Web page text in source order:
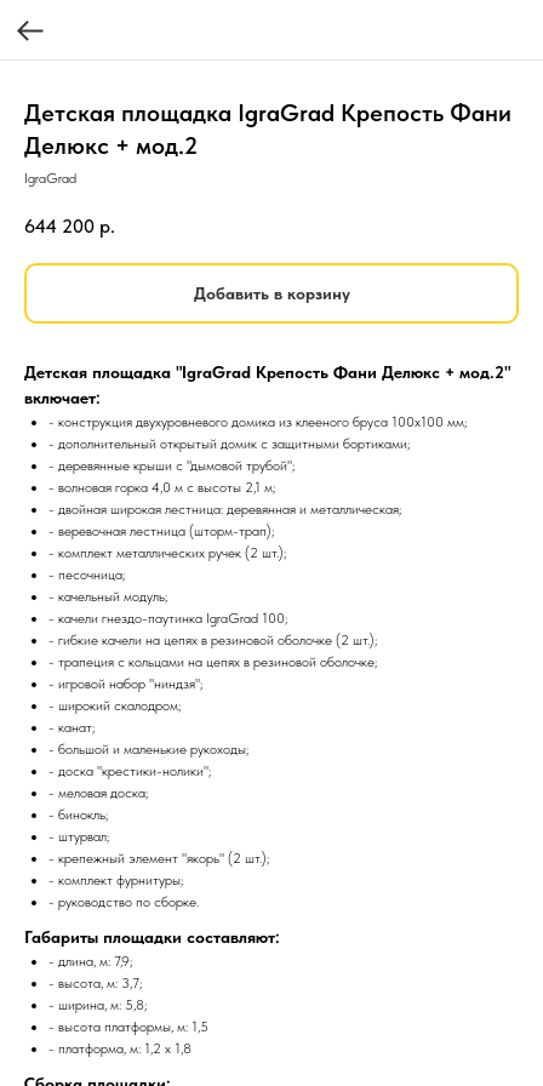
Детская площадка IgraGrad Крепость Фани
Делюкс + мод.2
IgraGrad
644 200 р.
Добавить в корзину
Детская площадка "IgraGrad Крепость Фани Делюкс + мод.2"
включает:
- конструкция двухуровневого домика из клееного бруса 100х100 мм;
- дополнительный открытый домик с защитными бортиками;
- деревянные крыши с "дымовой трубой";
- волновая горка 4,0 м c высоты 2,1 м;
- двойная широкая лестница: деревянная и металлическая;
- веревочная лестница (шторм-трап);
- комплект металлических ручек (2 шт.);
- песочница;
- качельный модуль;
- качели гнездо-паутинка IgraGrad 100;
- гибкие качели на цепях в резиновой оболочке (2 шт.);
- трапеция с кольцами на цепях в резиновой оболочке;
- игровой набор "ниндзя";
- широкий скалодром;
- канат;
- большой и маленькие рукоходы;
- доска "крестики-нолики";
- меловая доска;
- бинокль;
- штурвал;
- крепежный элемент "якорь" (2 шт.);
- комплект фурнитуры;
- руководство по сборке.
Габариты площадки составляют:
- длина, м: 7,9;
- высота, м: 3,7;
- ширина, м: 5,8;
- высота платформы, м: 1,5
- платформа, м: 1,2 х 1,8